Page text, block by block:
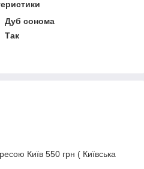
Дуб сонома
Так
Київ 550 грн ( Київська